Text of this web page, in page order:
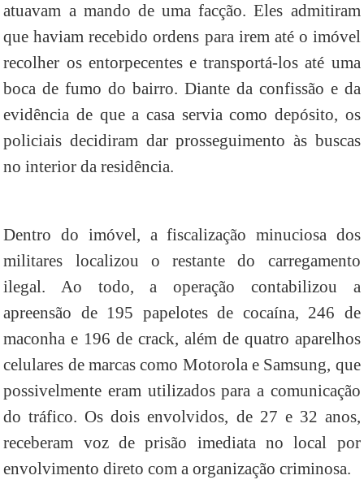
atuavam a mando de uma facção. Eles admitiram
que haviam recebido ordens para irem até o imóvel
recolher os entorpecentes e transportá-los até uma
boca de fumo do bairro. Diante da confissão e da
evidência de que a casa servia como depósito, os
policiais decidiram dar prosseguimento às buscas
no interior da residência.
Dentro do imóvel, a fiscalização minuciosa dos
militares localizou o restante do carregamento
ilegal. Ao todo, a operação contabilizou a
apreensão de 195 papelotes de cocaína, 246 de
maconha e 196 de crack, além de quatro aparelhos
celulares de marcas como Motorola e Samsung, que
possivelmente eram utilizados para a comunicação
do tráfico. Os dois envolvidos, de 27 e 32 anos,
receberam voz de prisão imediata no local por
envolvimento direto com a organização criminosa.